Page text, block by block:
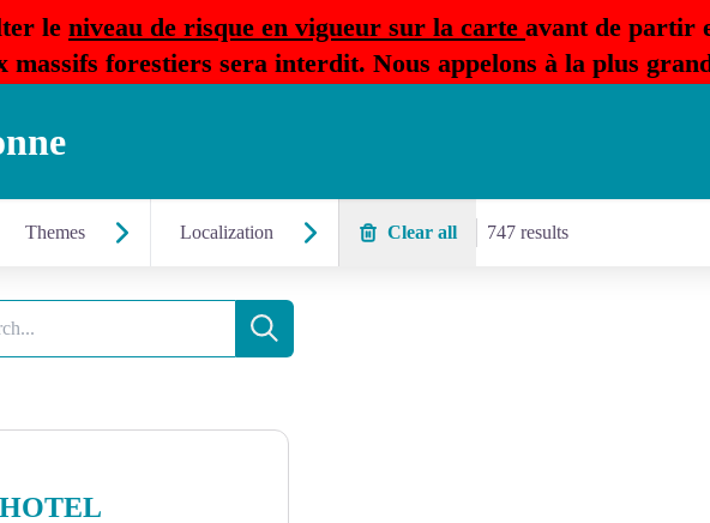
le niveau de risque en vigueur sur la carte avant de partir
massifs forestiers sera interdit. Nous appelons à la plus
Themes Localization Clear all 747 results
Search